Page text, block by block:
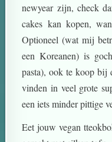
newyear zijn, check
cakes kan kopen,
Optioneel (wat mij
een Koreanen) is
pasta), ook te koop bij
vinden in veel grote
een iets minder pittige
Eet jouw vegan